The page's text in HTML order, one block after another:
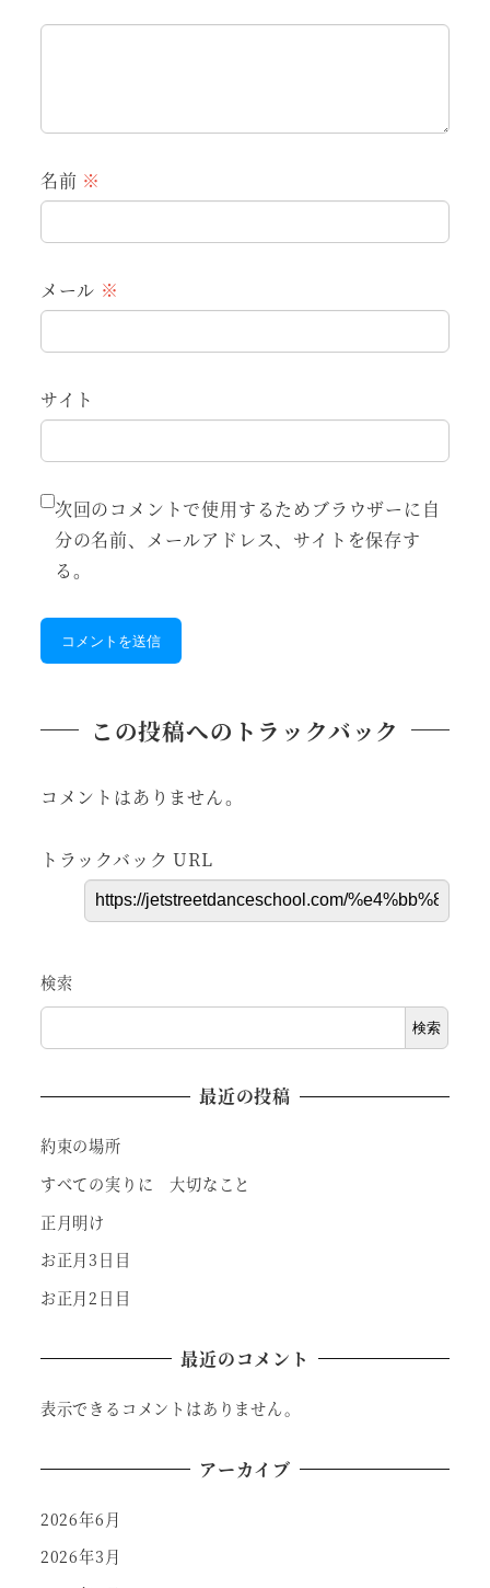
名前 ※
メール ※
サイト
次回のコメントで使用するためブラウザーに自
分の名前、メールアドレス、サイトを保存す
る。
この投稿へのトラックバック
コメントはありません。
トラックバック URL
検索
検索
最近の投稿
約束の場所
すべての実りに 大切なこと
正月明け
お正月3日目
お正月2日目
最近のコメント
表示できるコメントはありません。
アーカイブ
2026年6月
2026年3月